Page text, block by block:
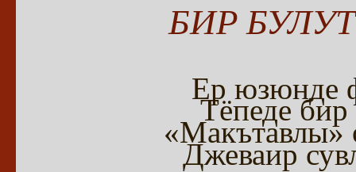
БИР
Ер юзюнде
Тёпеде
«Макътавлы»
Джеваир